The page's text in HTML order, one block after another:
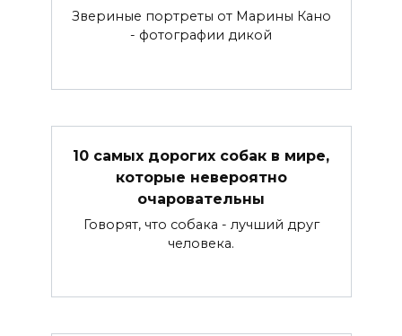
Звериные портреты от Марины Кано
- фотографии дикой
10 самых дорогих собак в мире,
которые невероятно
очаровательны
Говорят, что собака - лучший друг
человека.